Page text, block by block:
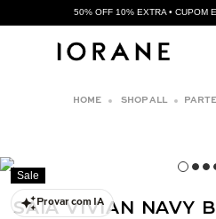
50% OFF 10% EXTRA • CUPOM
SHOP ALL
Provar com IA
Sale
SAIA VIVIAN NAVY